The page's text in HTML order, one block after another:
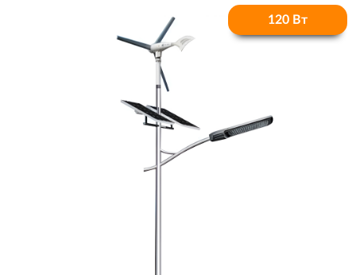
120 Вт